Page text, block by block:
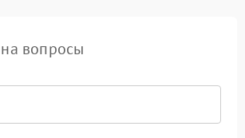
вопросы